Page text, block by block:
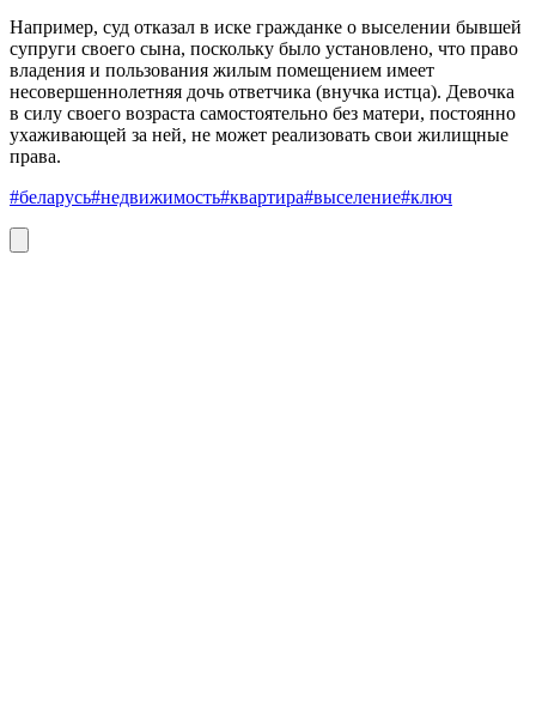
Например, суд отказал в иске гражданке о выселении бывшей
супруги своего сына, поскольку было установлено, что право
владения и пользования жилым помещением имеет
несовершеннолетняя дочь ответчика (внучка истца). Девочка
в силу своего возраста самостоятельно без матери, постоянно
ухаживающей за ней, не может реализовать свои жилищные
права.
#беларусь#недвижимость#квартира#выселение#ключ